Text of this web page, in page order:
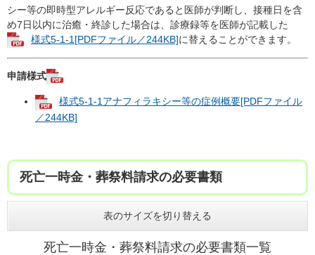
シー等の即時型アレルギー反応であると医師が判断し、接種日を含
め7日以内に治癒・終診した場合は、診療録等を医師が記載した
様式5-1-1[PDFファイル／244KB]に替えることができます。
申請様式
様式5-1-1アナフィラキシー等の症例概要[PDFファイル
／244KB]
死亡一時金・葬祭料請求の必要書類
表のサイズを切り替える
死亡一時金・葬祭料請求の必要書類一覧